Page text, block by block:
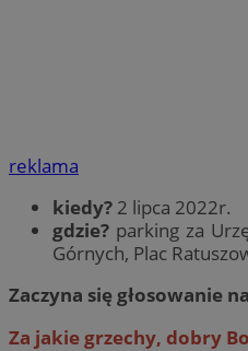
reklama
kiedy? 2 lipca 2022r.
gdzie? parking za
Górnych, Plac
Zaczyna się głosowanie
Za jakie grzechy, dobry